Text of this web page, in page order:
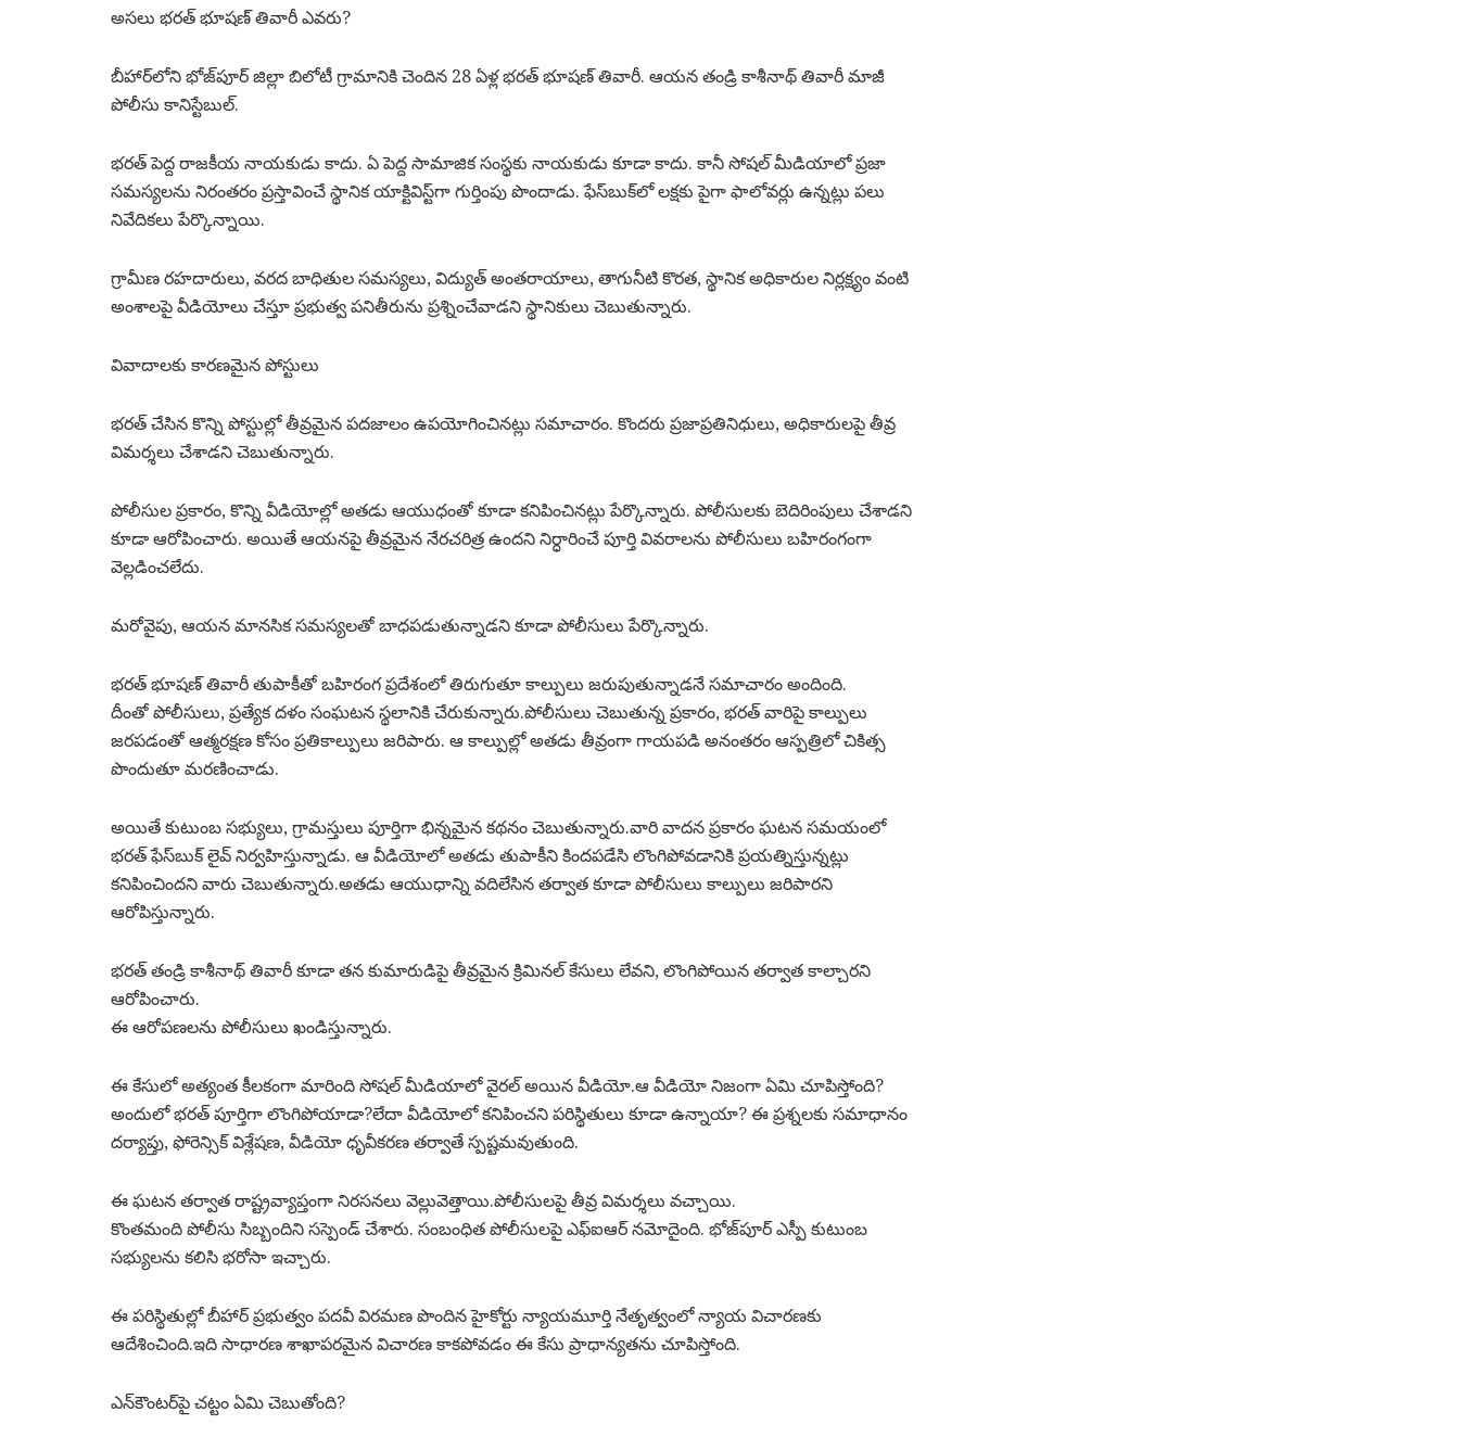
అసలు భరత్ భూషణ్ తివారీ ఎవరు?
బీహార్‌లోని భోజ్‌పూర్ జిల్లా బిలోటీ గ్రామానికి చెందిన 28 ఏళ్ల భరత్ భూషణ్ తివారీ. ఆయన తండ్రి కాశీనాథ్ తివారీ మాజీ
పోలీసు కానిస్టేబుల్.
భరత్ పెద్ద రాజకీయ నాయకుడు కాదు. ఏ పెద్ద సామాజిక సంస్థకు నాయకుడు కూడా కాదు. కానీ సోషల్ మీడియాలో ప్రజా
సమస్యలను నిరంతరం ప్రస్తావించే స్థానిక యాక్టివిస్ట్‌గా గుర్తింపు పొందాడు. ఫేస్‌బుక్‌లో లక్షకు పైగా ఫాలోవర్లు ఉన్నట్లు పలు
నివేదికలు పేర్కొన్నాయి.
గ్రామీణ రహదారులు, వరద బాధితుల సమస్యలు, విద్యుత్ అంతరాయాలు, తాగునీటి కొరత, స్థానిక అధికారుల నిర్లక్ష్యం వంటి
అంశాలపై వీడియోలు చేస్తూ ప్రభుత్వ పనితీరును ప్రశ్నించేవాడని స్థానికులు చెబుతున్నారు.
వివాదాలకు కారణమైన పోస్టులు
భరత్ చేసిన కొన్ని పోస్టుల్లో తీవ్రమైన పదజాలం ఉపయోగించినట్లు సమాచారం. కొందరు ప్రజాప్రతినిధులు, అధికారులపై తీవ్ర
విమర్శలు చేశాడని చెబుతున్నారు.
పోలీసుల ప్రకారం, కొన్ని వీడియోల్లో అతడు ఆయుధంతో కూడా కనిపించినట్లు పేర్కొన్నారు. పోలీసులకు బెదిరింపులు చేశాడని
కూడా ఆరోపించారు. అయితే ఆయనపై తీవ్రమైన నేరచరిత్ర ఉందని నిర్ధారించే పూర్తి వివరాలను పోలీసులు బహిరంగంగా
వెల్లడించలేదు.
మరోవైపు, ఆయన మానసిక సమస్యలతో బాధపడుతున్నాడని కూడా పోలీసులు పేర్కొన్నారు.
భరత్ భూషణ్ తివారీ తుపాకీతో బహిరంగ ప్రదేశంలో తిరుగుతూ కాల్పులు జరుపుతున్నాడనే సమాచారం అందింది.
దీంతో పోలీసులు, ప్రత్యేక దళం సంఘటన స్థలానికి చేరుకున్నారు.పోలీసులు చెబుతున్న ప్రకారం, భరత్ వారిపై కాల్పులు
జరపడంతో ఆత్మరక్షణ కోసం ప్రతికాల్పులు జరిపారు. ఆ కాల్పుల్లో అతడు తీవ్రంగా గాయపడి అనంతరం ఆస్పత్రిలో చికిత్స
పొందుతూ మరణించాడు.
అయితే కుటుంబ సభ్యులు, గ్రామస్తులు పూర్తిగా భిన్నమైన కథనం చెబుతున్నారు.వారి వాదన ప్రకారం ఘటన సమయంలో
భరత్ ఫేస్‌బుక్ లైవ్ నిర్వహిస్తున్నాడు. ఆ వీడియోలో అతడు తుపాకీని కిందపడేసి లొంగిపోవడానికి ప్రయత్నిస్తున్నట్లు
కనిపించిందని వారు చెబుతున్నారు.అతడు ఆయుధాన్ని వదిలేసిన తర్వాత కూడా పోలీసులు కాల్పులు జరిపారని
ఆరోపిస్తున్నారు.
భరత్ తండ్రి కాశీనాథ్ తివారీ కూడా తన కుమారుడిపై తీవ్రమైన క్రిమినల్ కేసులు లేవని, లొంగిపోయిన తర్వాత కాల్చారని
ఆరోపించారు.
ఈ ఆరోపణలను పోలీసులు ఖండిస్తున్నారు.
ఈ కేసులో అత్యంత కీలకంగా మారింది సోషల్ మీడియాలో వైరల్ అయిన వీడియో.ఆ వీడియో నిజంగా ఏమి చూపిస్తోంది?
అందులో భరత్ పూర్తిగా లొంగిపోయాడా?లేదా వీడియోలో కనిపించని పరిస్థితులు కూడా ఉన్నాయా? ఈ ప్రశ్నలకు సమాధానం
దర్యాప్తు, ఫోరెన్సిక్ విశ్లేషణ, వీడియో ధృవీకరణ తర్వాతే స్పష్టమవుతుంది.
ఈ ఘటన తర్వాత రాష్ట్రవ్యాప్తంగా నిరసనలు వెల్లువెత్తాయి.పోలీసులపై తీవ్ర విమర్శలు వచ్చాయి.
కొంతమంది పోలీసు సిబ్బందిని సస్పెండ్ చేశారు. సంబంధిత పోలీసులపై ఎఫ్‌ఐఆర్ నమోదైంది. భోజ్‌పూర్ ఎస్పీ కుటుంబ
సభ్యులను కలిసి భరోసా ఇచ్చారు.
ఈ పరిస్థితుల్లో బీహార్ ప్రభుత్వం పదవీ విరమణ పొందిన హైకోర్టు న్యాయమూర్తి నేతృత్వంలో న్యాయ విచారణకు
ఆదేశించింది.ఇది సాధారణ శాఖాపరమైన విచారణ కాకపోవడం ఈ కేసు ప్రాధాన్యతను చూపిస్తోంది.
ఎన్‌కౌంటర్‌పై చట్టం ఏమి చెబుతోంది?